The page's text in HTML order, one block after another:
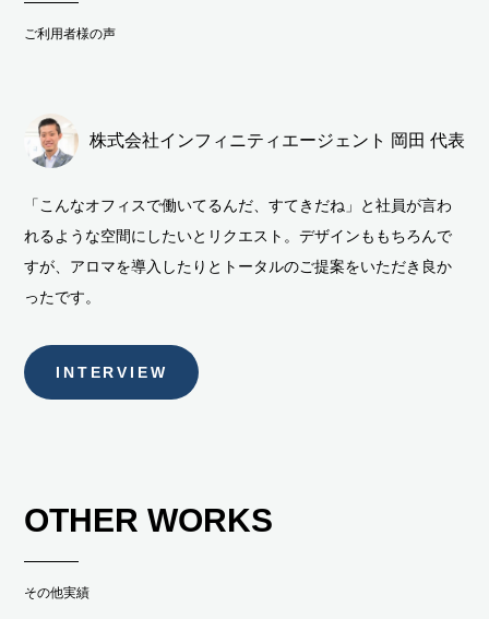
ご利用者様の声
株式会社インフィニティエージェント 岡田 代表取
「こんなオフィスで働いてるんだ、すてきだね」と社員が言わ
れるような空間にしたいとリクエスト。デザインももちろんで
すが、アロマを導入したりとトータルのご提案をいただき良か
ったです。
INTERVIEW
OTHER WORKS
その他実績